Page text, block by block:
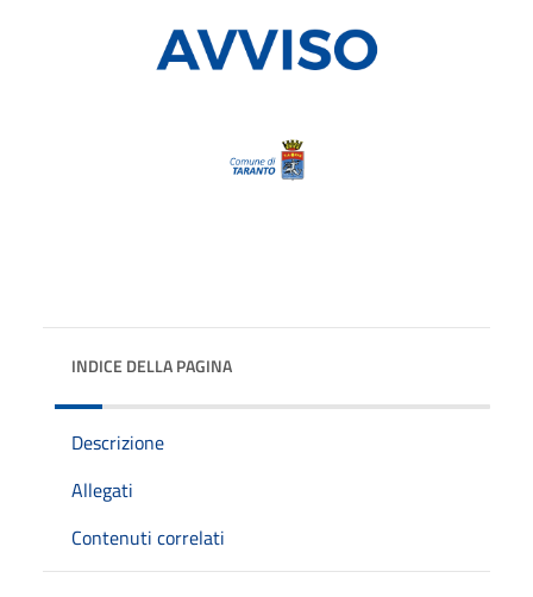
INDICE DELLA PAGINA
Descrizione
Allegati
Contenuti correlati